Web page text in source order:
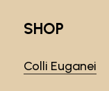
SHOP
Colli Euganei